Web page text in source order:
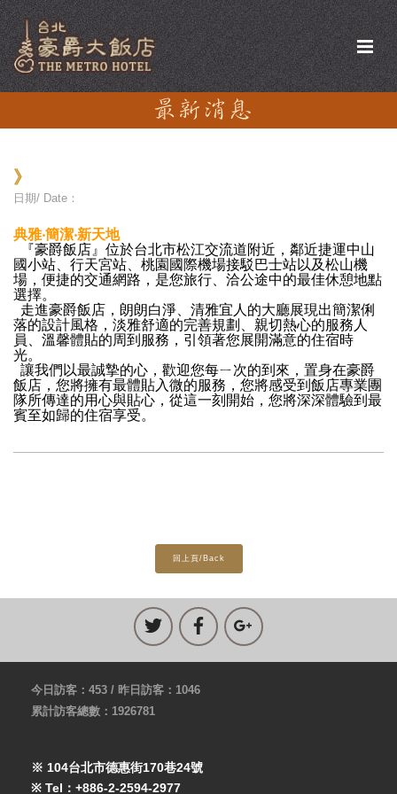
》
日期/ Date：
典雅‧簡潔‧新天地
『豪爵飯店 』位於台北市松江交流道附近，鄰近捷運中山
國小站、行天宮站、桃園國際機場接駁巴士站以及松山機
場，便捷的交通網路，是您旅行、洽公途中的最佳休憩地點
選擇。
走進豪爵飯店 ，朗朗白淨、清雅宜人的大廳展現出簡潔俐
落的設計風格，淡雅舒適的完善規劃、親切熱心的服務人
員、溫馨體貼的周到服務，引領著您展開滿意的住宿時
光。
讓我們以最誠摯的心，歡迎您每ㄧ次的到來，置身在豪爵
飯店 ，您將擁有最體貼入微的服務，您將感受到飯店專業團
隊所傳達的用心與貼心，從這一刻開始，您將深深體驗到最
賓至如歸的住宿享受。
回上頁/Back
今日訪客：453 / 昨日訪客：1046
累計訪客總數：1926781
※ 104台北市德惠街170巷24號
※ Tel：+886-2-2594-2977